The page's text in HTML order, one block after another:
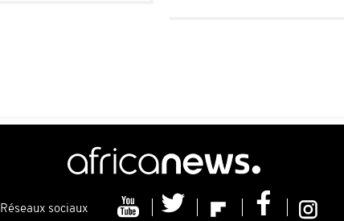
Réseaux sociaux